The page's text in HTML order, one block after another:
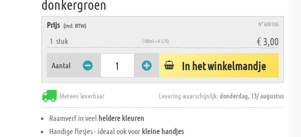
donkergroen
Prijs (incl. BTW) N° 608106
1stuk (100ml = € 3,75) € 3,00
Aantal In het winkelmandje
Meteen leverbaar Levering waarschijnlijk:donderdag, 13/ augustus
Raamverf in veel heldere kleuren
Handige flesjes - ideaal ook voor kleine handjes